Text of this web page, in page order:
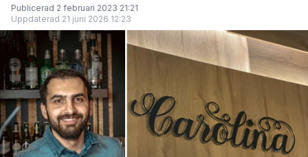
Publicerad 2 februari 2023 21:21
Uppdaterad 21 juni 2026 12:23